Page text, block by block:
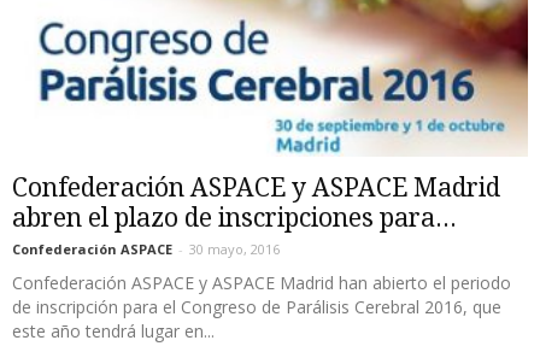
Confederación ASPACE y ASPACE Madrid
abren el plazo de inscripciones para...
Confederación ASPACE - 30 mayo, 2016
Confederación ASPACE y ASPACE Madrid han abierto el periodo
de inscripción para el Congreso de Parálisis Cerebral 2016, que
este año tendrá lugar en...